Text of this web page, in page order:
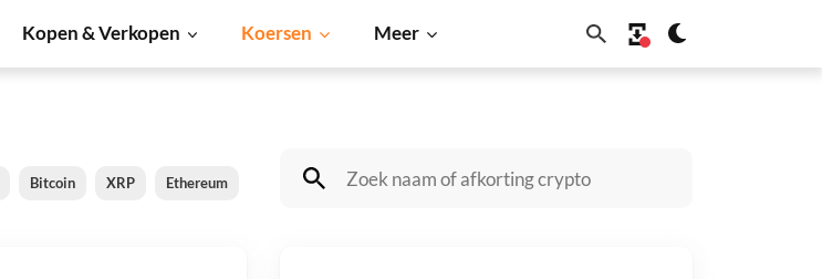
Kopen & Verkopen Koersen Meer
Bitcoin XRP Ethereum Cardano Shiba Inu Dogecoin Solana